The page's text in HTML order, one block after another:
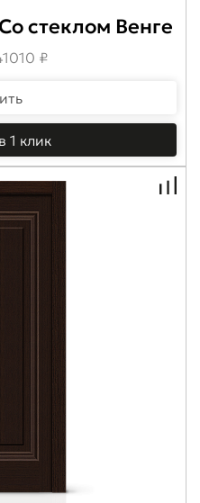
стеклом Венге
₽
1 клик